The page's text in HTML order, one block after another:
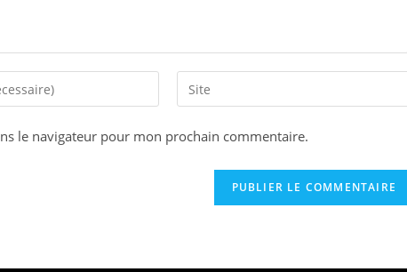
le navigateur pour mon prochain commentaire.